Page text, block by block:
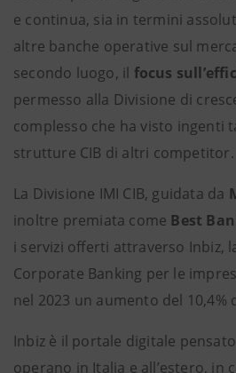
e continua, sia in termini
altre banche operative sul
secondo luogo, il focus
permesso alla Divisione di
complesso che ha visto ingenti
strutture CIB di altri competitor.
La Divisione IMI CIB, guidata da
inoltre premiata come Best
i servizi offerti attraverso Inbiz,
Corporate Banking per le
nel 2023 un aumento del
Inbiz è il portale digitale
operano in Italia e all’estero, in